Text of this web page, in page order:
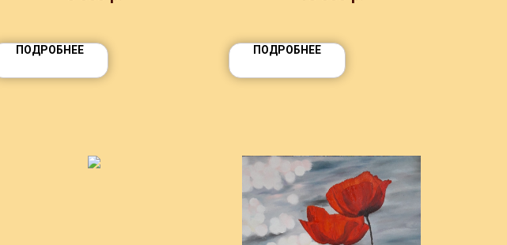
ПОДРОБНЕЕ ПОДРОБНЕЕ